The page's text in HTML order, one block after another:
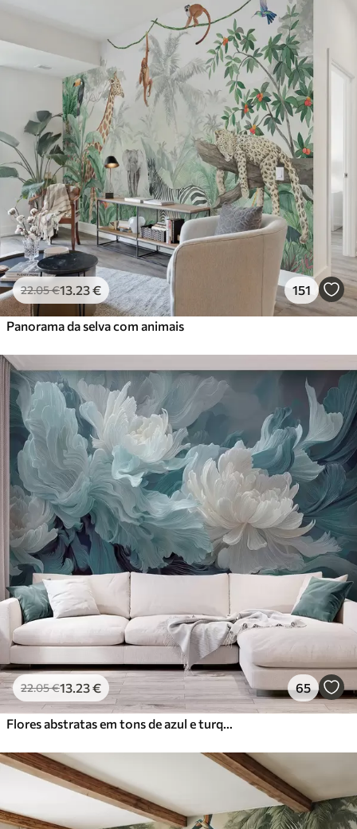
22.05€13 .23€ 151
Panorama da selva com animais
22.05€13 .23€ 65